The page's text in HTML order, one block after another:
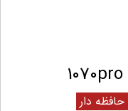
حافظه دار